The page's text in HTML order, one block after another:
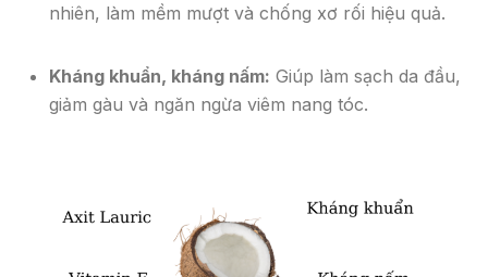
nhiên, làm mềm mượt và chống xơ rối hiệu quả.
Kháng khuẩn, kháng nấm: Giúp làm sạch da đầu,
giảm gàu và ngăn ngừa viêm nang tóc.